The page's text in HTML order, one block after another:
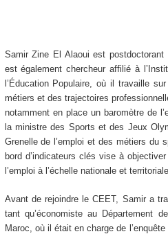
Samir Zine El Alaoui est postdoctorant
est également chercheur affilié à
l’Éducation Populaire, où il travaille
métiers et des trajectoires
notamment en place un baromètre de
la ministre des Sports et des Jeux
Grenelle de l’emploi et des métiers du
bord d’indicateurs clés vise à
l’emploi à l’échelle nationale et
Avant de rejoindre le CEET, Samir a
tant qu’économiste au Département
Maroc, où il était en charge de